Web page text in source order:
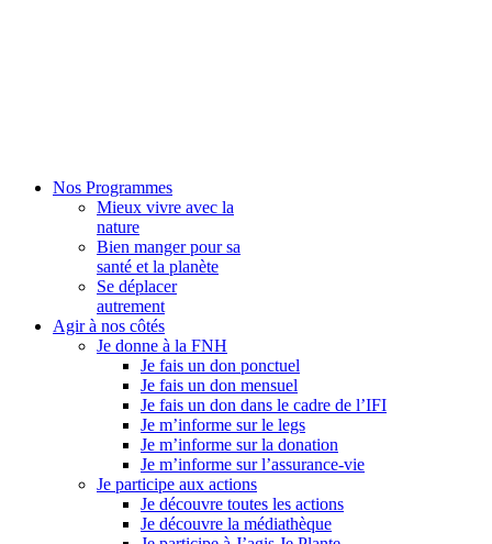
Nos Programmes
Mieux vivre avec la
nature
Bien manger pour sa
santé et la planète
Se déplacer
autrement
Agir à nos côtés
Je donne à la FNH
Je fais un don ponctuel
Je fais un don mensuel
Je fais un don dans le cadre de l’IFI
Je m’informe sur le legs
Je m’informe sur la donation
Je m’informe sur l’assurance-vie
Je participe aux actions
Je découvre toutes les actions
Je découvre la médiathèque